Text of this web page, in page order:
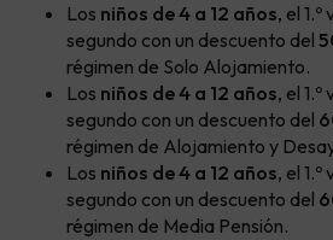
Los niños de 4 a 12 años, el 1.º
segundo con un descuento del
régimen de Solo Alojamiento.
Los niños de 4 a 12 años, el 1.º
segundo con un descuento del
régimen de Alojamiento y
Los niños de 4 a 12 años, el 1.º
segundo con un descuento del
régimen de Media Pensión.